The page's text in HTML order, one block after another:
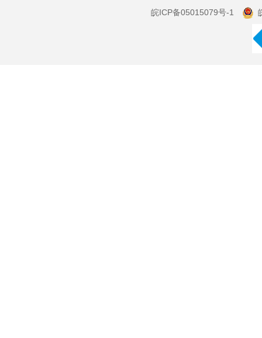
皖ICP备05015079号-1